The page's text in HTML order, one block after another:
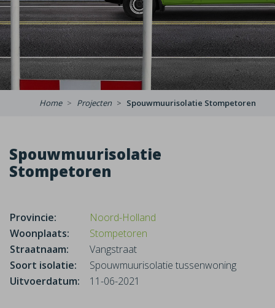
Home Projecten Spouwmuurisolatie Stompetoren
Spouwmuurisolatie
Stompetoren
Provincie:
Noord-Holland
Woonplaats:
Stompetoren
Straatnaam:
Vangstraat
Soort isolatie:
Spouwmuurisolatie tussenwoning
Uitvoerdatum:
11-06-2021